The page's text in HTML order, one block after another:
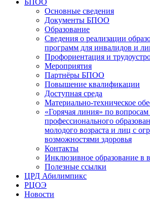
БПОО
Основные сведения
Документы БПОО
Образование
Сведения о реализации
программ для инвалидов и
Профориентация и
Мероприятия
Партнёры БПОО
Повышение квалификации
Доступная среда
Материально-техническое
«Горячая линия» по
профессионального
молодого возраста и лиц с
возможностями здоровья
Контакты
Инклюзивное образование в
Полезные ссылки
ЦРД Абилимпикс
РЦОЭ
Новости